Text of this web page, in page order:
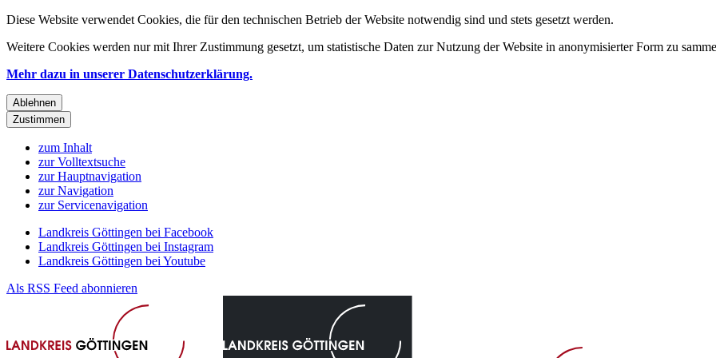
Diese Website verwendet Cookies, die für den technischen Betrieb der Website notwendig sind und stets gesetzt werden.
Weitere Cookies werden nur mit Ihrer Zustimmung gesetzt, um statistische Daten zur Nutzung der Website in anonymisierter Form zu
Mehr dazu in unserer Datenschutzerklärung.
Ablehnen
Zustimmen
zum Inhalt
zur Volltextsuche
zur Hauptnavigation
zur Navigation
zur Servicenavigation
Landkreis Göttingen bei Facebook
Landkreis Göttingen bei Instagram
Landkreis Göttingen bei Youtube
Als RSS Feed abonnieren